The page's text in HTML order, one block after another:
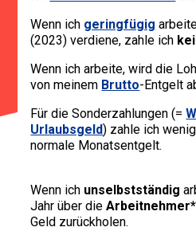
Wenn ich geringfügig
(2023) verdiene, zahle ich
Wenn ich arbeite, wird die
von meinem Brutto-Entgelt
Für die Sonderzahlungen (=
Urlaubsgeld) zahle ich
normale Monatsentgelt.
Wenn ich unselbstständig
Jahr über die
Geld zurückholen.